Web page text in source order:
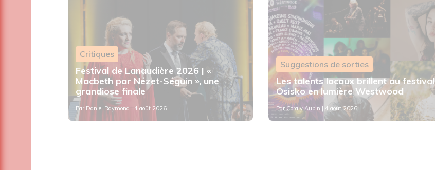
Critiques
Festival de Lanaudière 2026 | «
Macbeth par Nézet-Séguin », une
grandiose finale
Par Daniel Raymond | 4 août 2026
Suggestions de sorties
Les talents locaux brillent au festival
Osisko en lumière Westwood
Par Coraly Aubin | 4 août 2026